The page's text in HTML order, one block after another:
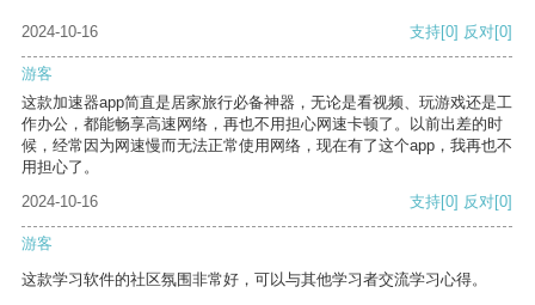
2024-10-16 支持[0] 反对[0]
游客
这款加速器app简直是居家旅行必备神器，无论是看视频、玩游戏还是工
作办公，都能畅享高速网络，再也不用担心网速卡顿了。以前出差的时
候，经常因为网速慢而无法正常使用网络，现在有了这个app，我再也不
用担心了。
2024-10-16
支持[0] 反对[0]
游客
这款学习软件的社区氛围非常好，可以与其他学习者交流学习心得。